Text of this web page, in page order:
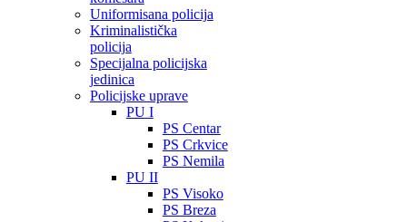
Uniformisana policija
Kriminalistička
policija
Specijalna policijska
jedinica
Policijske uprave
PU I
PS Centar
PS Crkvice
PS Nemila
PU II
PS Visoko
PS Breza